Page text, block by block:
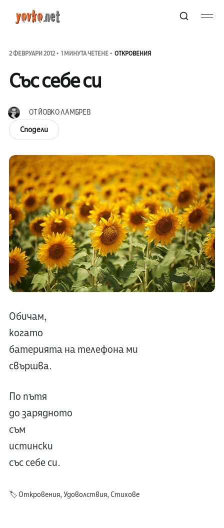
2 ФЕВРУАРИ 2012 1 МИНУТА ЧЕТЕНЕ ОТКРОВЕНИЯ
Със себе си
ОТЙОВКО ЛАМБРЕВ
Сподели
Обичам,
когато
батерията на телефона ми
свършва.
По пътя
до зарядното
съм
истински
със себе си.
🏷️Откровения, Удоволствия, Стихове